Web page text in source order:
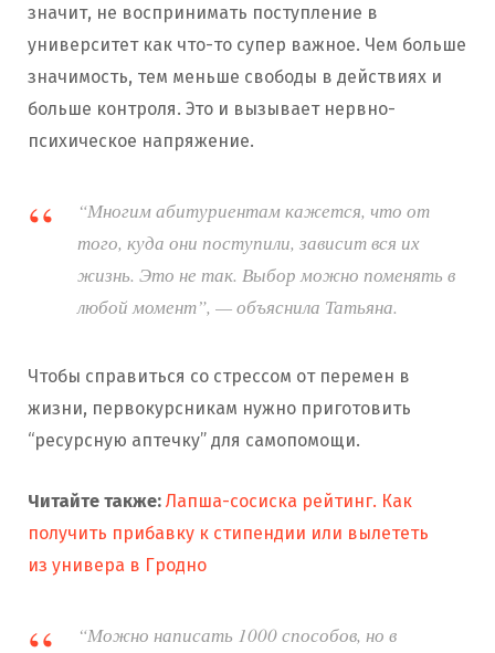
значит, не воспринимать поступление в
университет как что-то супер важное. Чем больше
значимость, тем меньше свободы в действиях и
больше контроля. Это и вызывает нервно-
психическое напряжение.
“Многим абитуриентам кажется, что от
того, куда они поступили, зависит вся их
жизнь. Это не так. Выбор можно поменять в
любой момент”, — объяснила Татьяна.
Чтобы справиться со стрессом от перемен в
жизни, первокурсникам нужно приготовить
“ресурсную аптечку” для самопомощи.
Читайте также: Лапша-сосиска рейтинг. Как
получить прибавку к стипендии или вылететь
из универа в Гродно
“Можно написать 1000 способов, но в